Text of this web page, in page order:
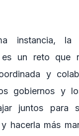
instancia, la
es un reto que
y
gobiernos y
juntos para
hacerla más